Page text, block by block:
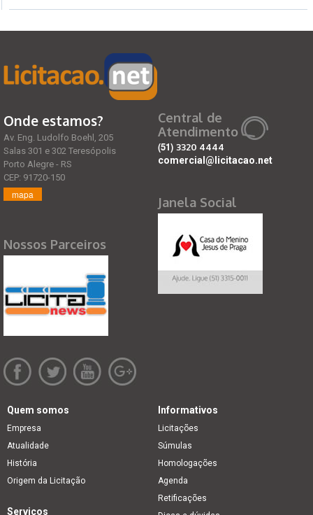
Onde estamos?
Av. Eng. Ludolfo Boehl, 205
Salas 301 e 302 Teresópolis
Porto Alegre - RS
CEP: 91720-150
mapa
Nossos Parceiros
Central de
Atendimento
(51) 3320 4444
comercial@licitacao.net
Janela Social
Quem somos
Empresa
Atualidade
História
Origem da Licitação
Informativos
Licitações
Súmulas
Homologações
Agenda
Retificações
Serviços